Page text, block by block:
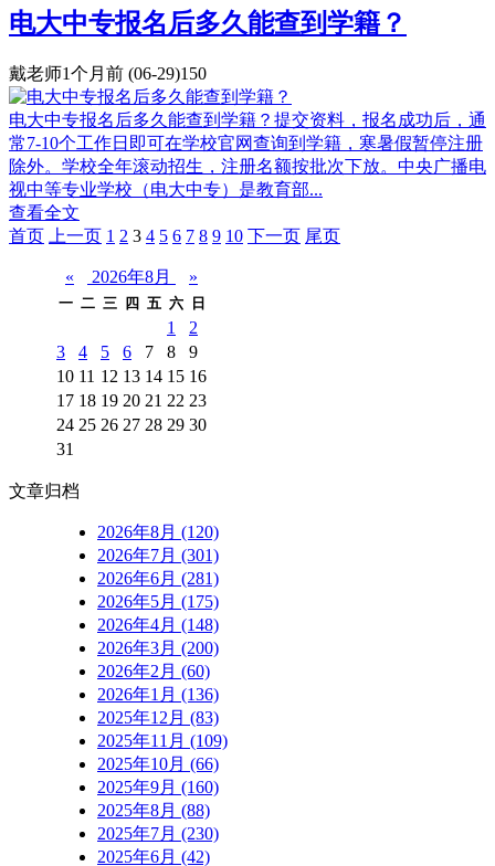
电大中专报名后多久能查到学籍？
戴老师1个月前 (06-29)150
电大中专报名后多久能查到学籍？提交资料，报名成功后，通
常7-10个工作日即可在学校官网查询到学籍，寒暑假暂停注册
除外。学校全年滚动招生，注册名额按批次下放。中央广播电
视中等专业学校（电大中专）是教育部...
查看全文
首页️
上一页 1 2 3 4 5 6 7 8 9 10 下一页 尾页
« 2026年8月 »
一 二 三 四 五 六 日
1
2
3
4 5 6 7 8
9
10 11 12 13 14 15 16
17 18 19 20 21 22 23
24 25 26 27 28 29 30
31
文章归档
2026年8月 (120)
2026年7月 (301)
2026年6月 (281)
2026年5月 (175)
2026年4月 (148)
2026年3月 (200)
2026年2月 (60)
2026年1月 (136)
2025年12月 (83)
2025年11月 (109)
2025年10月 (66)
2025年9月 (160)
2025年8月 (88)
2025年7月 (230)
2025年6月 (42)